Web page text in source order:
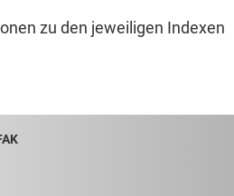
zu den jeweiligen Indexen
hilfreichen Links